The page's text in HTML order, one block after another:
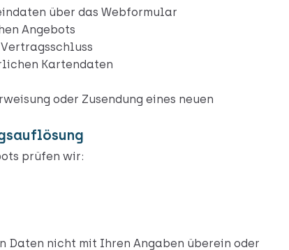
über das Webformular
Angebots
Kartendaten
oder Zusendung eines neuen
prüfen wir:
Daten nicht mit Ihren Angaben überein oder